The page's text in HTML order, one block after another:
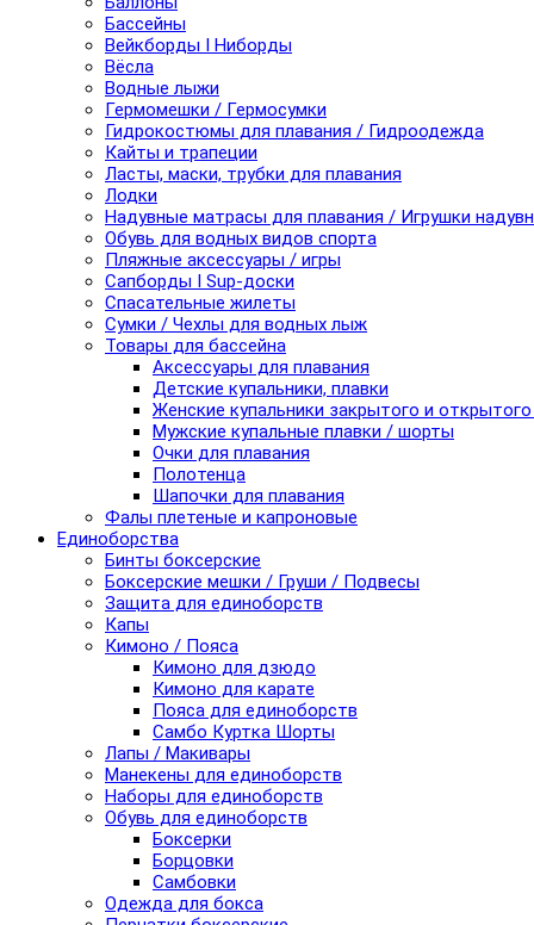
Бассейны
Вейкборды I Ниборды
Вёсла
Водные лыжи
Гермомешки / Гермосумки
Гидрокостюмы для плавания / Гидроодежда
Кайты и трапеции
Ласты, маски, трубки для плавания
Лодки
Надувные матрасы для плавания / Игрушки
Обувь для водных видов спорта
Пляжные аксессуары / игры
Сапборды I Sup-доски
Спасательные жилеты
Сумки / Чехлы для водных лыж
Товары для бассейна
Аксессуары для плавания
Детские купальники, плавки
Женские купальники закрытого и
Мужские купальные плавки / шорты
Очки для плавания
Полотенца
Шапочки для плавания
Фалы плетеные и капроновые
Единоборства
Бинты боксерские
Боксерские мешки / Груши / Подвесы
Защита для единоборств
Капы
Кимоно / Пояса
Кимоно для дзюдо
Кимоно для карате
Пояса для единоборств
Самбо Куртка Шорты
Лапы / Макивары
Манекены для единоборств
Наборы для единоборств
Обувь для единоборств
Боксерки
Борцовки
Самбовки
Одежда для бокса